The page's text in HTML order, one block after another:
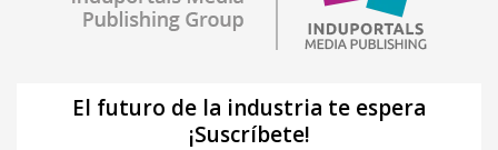
El futuro de la industria te espera
¡Suscríbete!